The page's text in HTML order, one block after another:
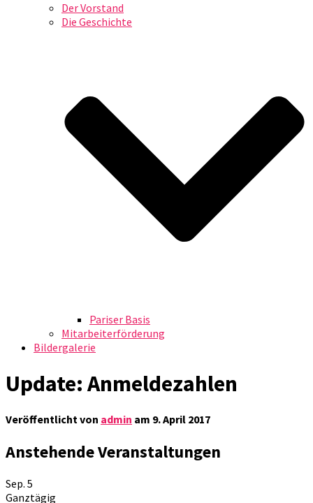
Der Vorstand
Die Geschichte
Pariser Basis
Mitarbeiterförderung
Bildergalerie
Update: Anmeldezahlen
Veröffentlicht von admin am 9. April 2017
Anstehende Veranstaltungen
Sep. 5
Ganztägig